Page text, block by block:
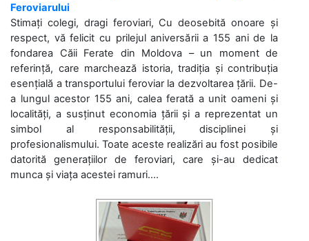
Feroviarului
Stimați colegi, dragi feroviari, Cu deosebită onoare și
respect, vă felicit cu prilejul aniversării a 155 ani de la
fondarea Căii Ferate din Moldova – un moment de
referință, care marchează istoria, tradiția și contribuția
esențială a transportului feroviar la dezvoltarea țării. De-
a lungul acestor 155 ani, calea ferată a unit oameni și
localități, a susținut economia țării și a reprezentat un
simbol al responsabilității, disciplinei și
profesionalismului. Toate aceste realizări au fost posibile
datorită generațiilor de feroviari, care și-au dedicat
munca și viața acestei ramuri....